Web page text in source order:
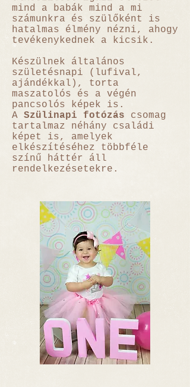
mind a babák mind a mi
számunkra és szülőként is
hatalmas élmény nézni, ahogy
tevékenykednek a kicsik.
Készülnek általános
születésnapi (lufival,
ajándékkal), torta
maszatolós és a végén
pancsolós képek is.
A Szülinapi fotózás csomag
tartalmaz néhány családi
képet is, amelyek
elkészítéséhez többféle
színű háttér áll
rendelkezésetekre.